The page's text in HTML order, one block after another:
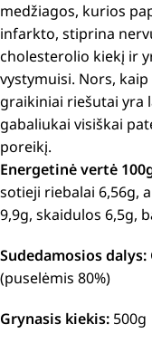
medžiagos, kurios
infarkto, stiprina
cholesterolio kiekį ir
vystymuisi. Nors,
graikiniai riešutai yra
gabaliukai visiškai
poreikį.
Energetinė vertė
sotieji riebalai 6,56g,
9,9g, skaidulos 6,5g,
Sudedamosios dalys:
(puselėmis 80%)
Grynasis kiekis: 500g